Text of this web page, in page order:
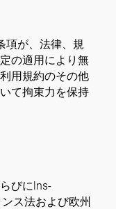
項が、法律、規
の適用により無
用規約のその他
て拘束力を保持
びにlns-
ス法および欧州